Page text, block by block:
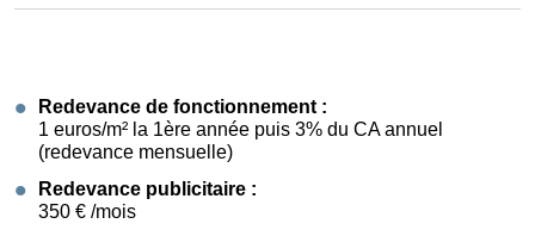
Redevance de fonctionnement :
1 euros/m² la 1ère année puis 3% du CA annuel
(redevance mensuelle)
Redevance publicitaire :
350 € /mois